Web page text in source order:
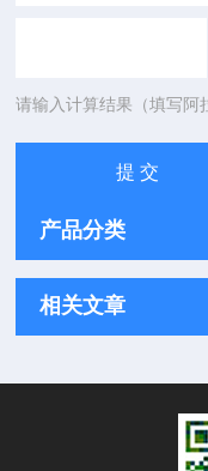
请输入计算结果（填写阿
产品分类
相关文章